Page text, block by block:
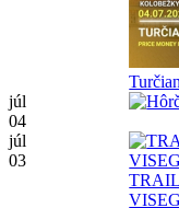
júl
04
júl
03